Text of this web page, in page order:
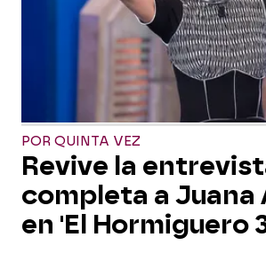
POR QUINTA VEZ
Revive la
completa a Juana
en 'El Hormiguero